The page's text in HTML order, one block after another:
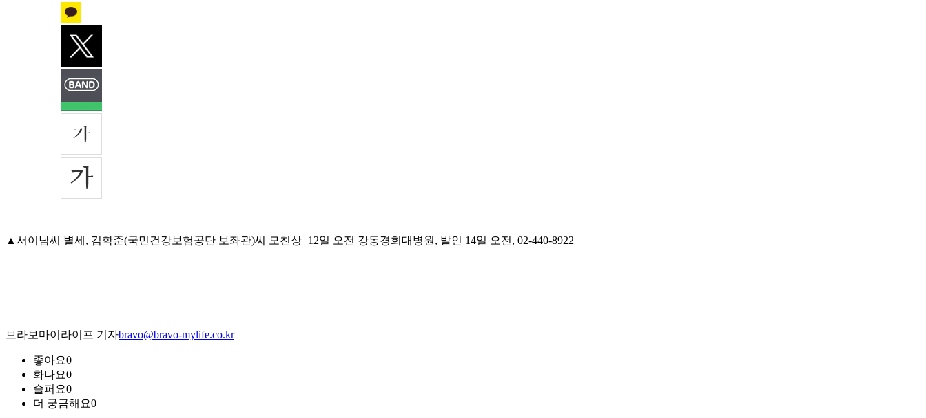
▲서이남씨 별세, 김학준(국민건강보험공단 보좌관)씨 모친상=12일 오전 강동경희대병원, 발인 14일 오전, 02-440-8922
브라보마이라이프 기자bravo@bravo-mylife.co.kr
좋아요0
화나요0
슬퍼요0
더 궁금해요0